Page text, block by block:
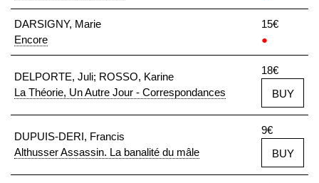
DARSIGNY, Marie
Encore
15€
●
DELPORTE, Juli; ROSSO, Karine
La Théorie, Un Autre Jour - Correspondances
18€
BUY
DUPUIS-DERI, Francis
Althusser Assassin. La banalité du mâle
9€
BUY